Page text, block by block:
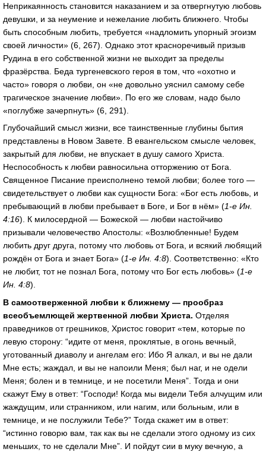
Неприкаянность становится наказанием и за отвергнутую любовь
девушки, и за неумение и нежелание любить ближнего. Чтобы
быть способным любить, требуется «надломить упорный эгоизм
своей личности» (6, 267). Однако этот красноречивый призыв
Рудина в его собственной жизни не выходит за пределы
фразёрства. Беда тургеневского героя в том, что «охотно и
часто» говоря о любви, он «не довольно уяснил самому себе
трагическое значение любви». По его же словам, надо было
«поглубже зачерпнуть» (6, 291).
Глубочайший смысл жизни, все таинственные глубины бытия
представлены в Новом Завете. В евангельском смысле человек,
закрытый для любви, не впускает в душу самого Христа.
Неспособность к любви равносильна отторжению от Бога.
Священное Писание преисполнено темой любви; более того —
свидетельствует о любви как сущности Бога: «Бог есть любовь, и
пребывающий в любви пребывает в Боге, и Бог в нём» (1-е Ин.
4:16). К милосердной — Божеской — любви настойчиво
призывали человечество Апостолы: «Возлюбленные! Будем
любить друг друга, потому что любовь от Бога, и всякий любящий
рождён от Бога и знает Бога» (1-е Ин. 4:8). Соответственно: «Кто
не любит, тот не познал Бога, потому что Бог есть любовь» (1-е
Ин. 4:8).
В самоотверженной любви к ближнему — прообраз
всеобъемлющей жертвенной любви Христа. Отделяя
праведников от грешников, Христос говорит «тем, которые по
левую сторону: “идите от меня, проклятые, в огонь вечный,
уготованный диаволу и ангелам его: Ибо Я алкал, и вы не дали
Мне есть; жаждал, и вы не напоили Меня; был наг, и не одели
Меня; болен и в темнице, и не посетили Меня”. Тогда и они
скажут Ему в ответ: “Господи! Когда мы видели Тебя алчущим или
жаждущим, или странником, или нагим, или больным, или в
темнице, и не послужили Тебе?” Тогда скажет им в ответ:
“истинно говорю вам, так как вы не сделали этого одному из сих
меньших, то не сделали Мне”. И пойдут сии в муку вечную, а